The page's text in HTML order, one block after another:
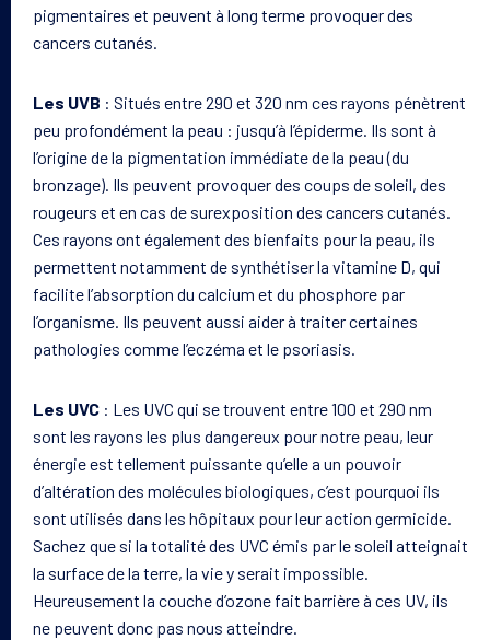
pigmentaires et peuvent à long terme provoquer des
cancers cutanés.
Les UVB : Situés entre290 et 320 nm ces rayons pénètrent
peu profondément la peau : jusqu’à l’épiderme. Ils sont à
l’origine de la pigmentation immédiate de la peau(du
bronzage). Ils peuvent provoquer des coups de soleil, des
rougeurs et en cas de surexposition des cancers cutanés.
Ces rayons ont également des bienfaits pour la peau, ils
permettent notamment de synthétiser la vitamine D, qui
facilite l’absorption du calcium et du phosphore par
l’organisme. Ils peuvent aussi aider à traiter certaines
pathologies comme l’eczéma et le psoriasis.
Les UVC : Les UVC qui se trouvent entre100 et 290 nm
sont les rayons les plus dangereux pour notre peau, leur
énergie est tellement puissante qu’elle a un pouvoir
d’altération des molécules biologiques, c’est pourquoi ils
sont utilisés dans les hôpitaux pour leur action germicide.
Sachez que si la totalité des UVC émis par le soleil atteignait
la surface de la terre, la vie y serait impossible.
Heureusement la couche d’ozone fait barrière à ces UV, ils
ne peuvent donc pas nous atteindre.